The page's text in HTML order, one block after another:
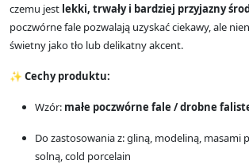
czemu jest lekki, trwały i bardziej przyjazny
poczwórne fale pozwalają uzyskać ciekawy, ale
świetny jako tło lub delikatny akcent.
✨ Cechy produktu:
Wzór: małe poczwórne fale / drobne
Do zastosowania z: gliną, modeliną, masami
solną, cold porcelain